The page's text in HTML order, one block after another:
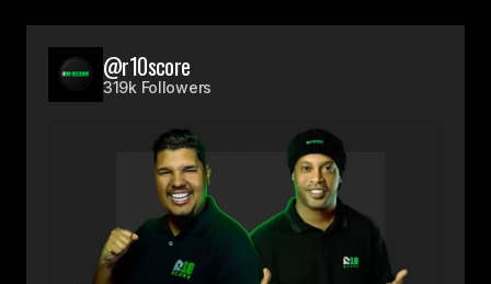
@r10score
319k Followers